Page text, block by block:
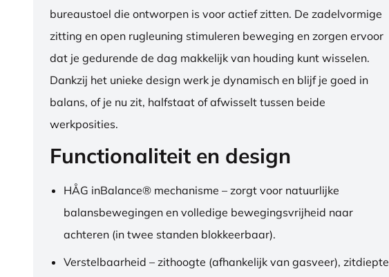
bureaustoel die ontworpen is voor actief zitten. De zadelvormige
zitting en open rugleuning stimuleren beweging en zorgen ervoor
dat je gedurende de dag makkelijk van houding kunt wisselen.
Dankzij het unieke design werk je dynamisch en blijf je goed in
balans, of je nu zit, halfstaat of afwisselt tussen beide
werkposities.
Functionaliteit en design
HÅG inBalance® mechanisme – zorgt voor natuurlijke
balansbewegingen en volledige bewegingsvrijheid naar
achteren (in twee standen blokkeerbaar).
Verstelbaarheid – zithoogte (afhankelijk van gasveer), zitdiepte